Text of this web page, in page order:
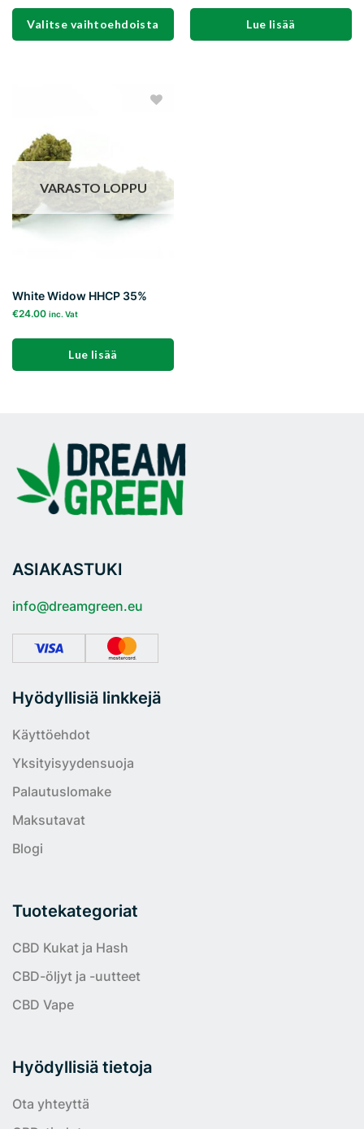
Valitse vaihtoehdoista
Voit
tehdä
tuotteen
sivulla.
Lue lisää
VARASTO LOPPU
White Widow HHCP 35%
€24.00 inc. Vat
Lue lisää
ASIAKASTUKI
info@dreamgreen.eu
Hyödyllisiä linkkejä
Käyttöehdot
Yksityisyydensuoja
Palautuslomake
Maksutavat
Blogi
Tuotekategoriat
CBD Kukat ja Hash
CBD-öljyt ja -uutteet
CBD Vape
Hyödyllisiä tietoja
Ota yhteyttä